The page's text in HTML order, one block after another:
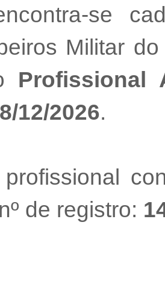
se
Militar
Profissional
12/2026.
profissional
de registro: